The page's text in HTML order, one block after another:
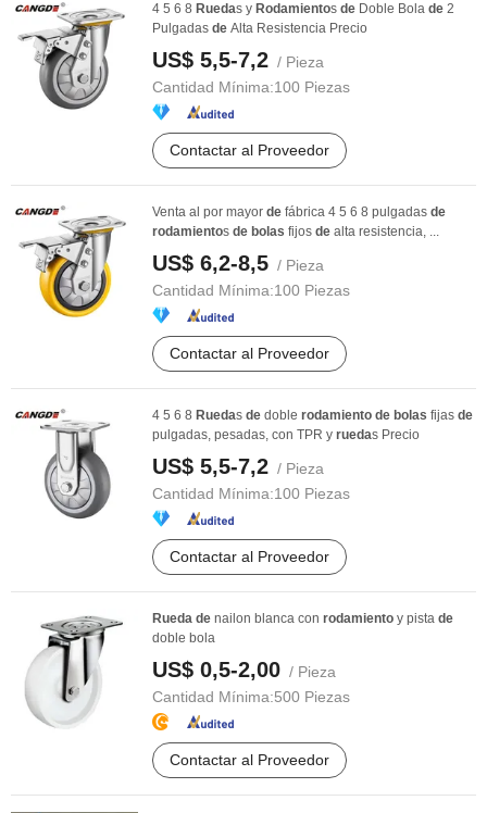
4 5 6 8 Ruedas y Rodamientos de Doble Bola de 2
Pulgadas de Alta Resistencia Precio
US$ 5,5-7,2 / Pieza
Cantidad Mínima:100 Piezas
Contactar al Proveedor
Venta al por mayor de fábrica 4 5 6 8 pulgadas de
rodamientos de bolas fijos de alta resistencia, ...
US$ 6,2-8,5 / Pieza
Cantidad Mínima:100 Piezas
Contactar al Proveedor
4 5 6 8 Ruedas de doble rodamiento de bolas fijas de
pulgadas, pesadas, con TPR y ruedas Precio
US$ 5,5-7,2 / Pieza
Cantidad Mínima:100 Piezas
Contactar al Proveedor
Rueda de nailon blanca con rodamiento y pista de
doble bola
US$ 0,5-2,00 / Pieza
Cantidad Mínima:500 Piezas
Contactar al Proveedor